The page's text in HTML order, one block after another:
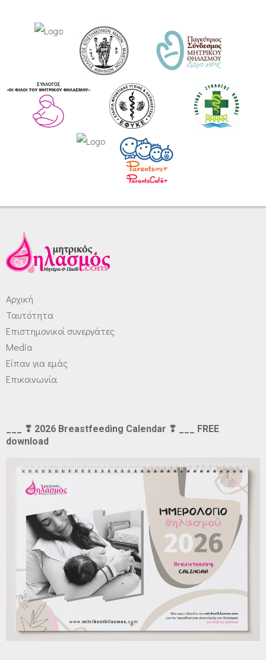
Αρχική
Ταυτότητα
Επιστημονικοί συνεργάτες
Media
Είπαν για εμάς
Επικοινωνία
___ ❣ 2026 Breastfeeding Calendar ❣ ___ FREE
download